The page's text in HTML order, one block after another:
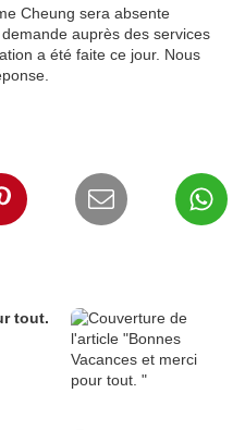
Cheung sera absente
auprès des services
a été faite ce jour. Nous
tout.